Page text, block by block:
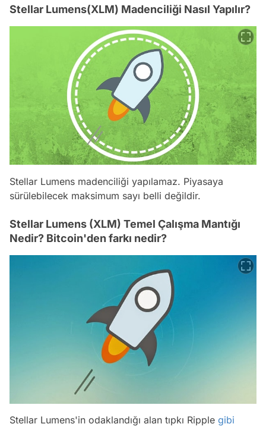
Stellar Lumens(XLM) Madenciliği Nasıl Yapılır?
Stellar Lumens madenciliği yapılamaz. Piyasaya
sürülebilecek maksimum sayı belli değildir.
Stellar Lumens (XLM) Temel Çalışma Mantığı
Nedir? Bitcoin'den farkı nedir?
Stellar Lumens'in odaklandığı alan tıpkı Ripple gibi